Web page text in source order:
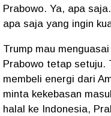
Prabowo. Ya, apa
apa saja yang ingin
Trump mau
Prabowo tetap setuju.
membeli energi dari
minta kekebasan
halal ke Indonesia,